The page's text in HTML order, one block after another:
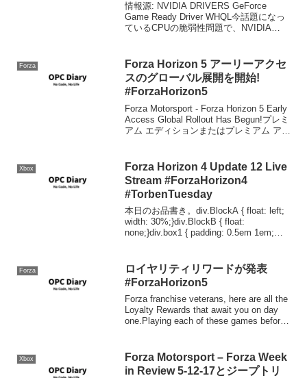
情報源: NVIDIA DRIVERS GeForce
Game Ready Driver WHQL今話題になっ
ているCPUの脆弱性問題で、NVIDIA
た。...
Forza
Forza Horizon 5 アーリーアクセ
スのグローバル展開を開始!
#ForzaHorizon5
Forza Motorsport - Forza Horizon 5 Early
Access Global Rollout Has Begun!プレミ
アム エディションまたはプレミアム アド
Xbox
Forza Horizon 4 Update 12 Live
Stream #ForzaHorizon4
#TorbenTuesday
本日のお品書き。div.BlockA { float: left;
width: 30%;}div.BlockB { float:
none;}div.box1 { padding: 0.5em 1em;
Forza
ロイヤリティリワードが発表
#ForzaHorizon5
Forza franchise veterans, here are all the
Loyalty Rewards that await you on day
one.Playing each of these games before
Xbox
Forza Motorsport – Forza Week
in Review 5-12-17とジープトリ